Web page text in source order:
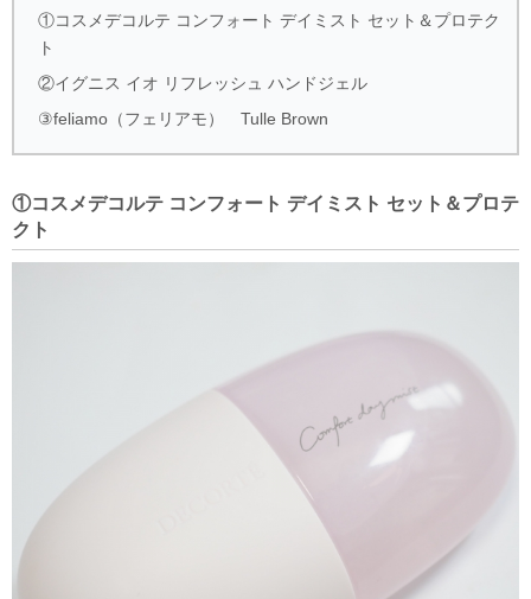
①コスメデコルテ コンフォート デイミスト セット＆プロテク
ト
②イグニス イオ リフレッシュ ハンドジェル
③feliamo（フェリアモ） Tulle Brown
①コスメデコルテ コンフォート デイミスト セット＆プロテ
クト